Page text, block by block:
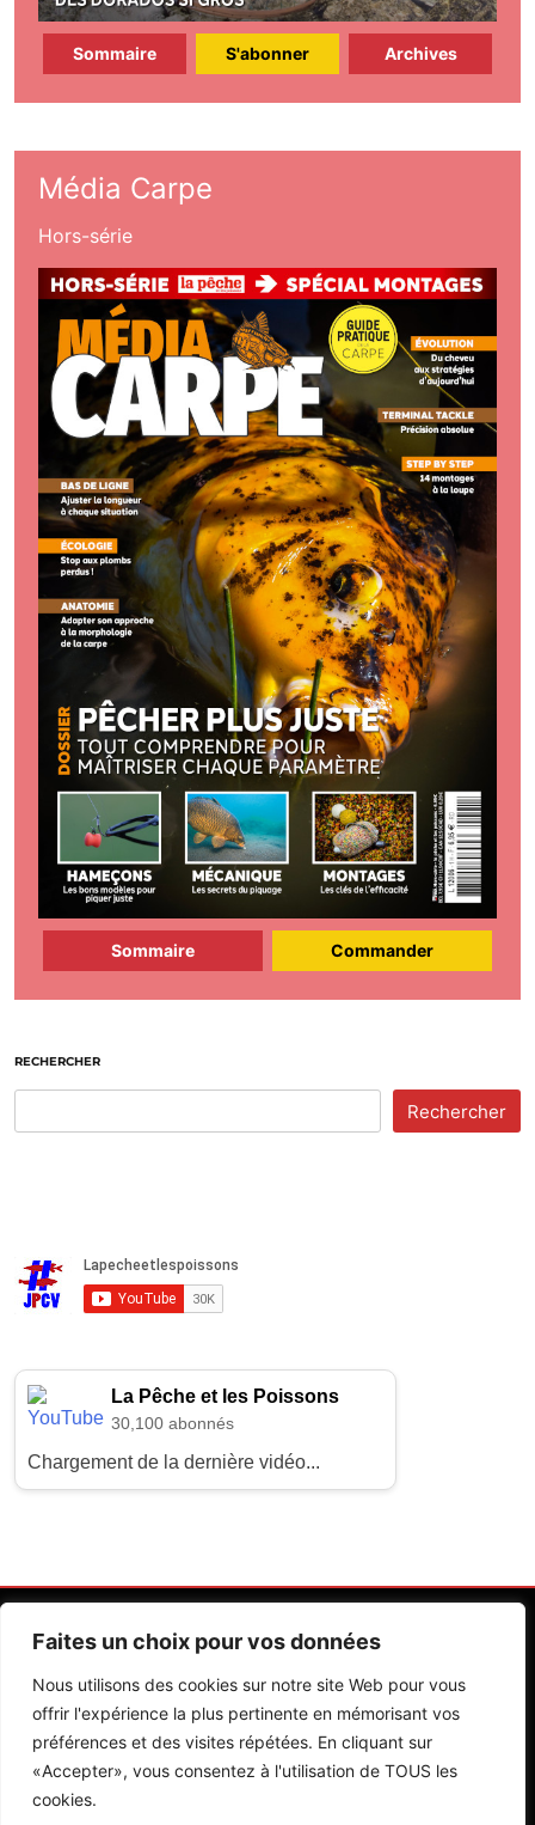
Faites un choix pour vos données
Nous utilisons des cookies sur notre site Web pour vous
offrir l'expérience la plus pertinente en mémorisant vos
préférences et des visites répétées. En cliquant sur
«Accepter», vous consentez à l'utilisation de TOUS les
cookies.
Sommaire S'abonner Archives
Média Carpe
Hors-série
Sommaire Commander
RECHERCHER
Rechercher
La Pêche et les Poissons
30,100 abonnés
Chargement de la dernière vidéo...
Contactez Nos Rédactions Mentions Légales